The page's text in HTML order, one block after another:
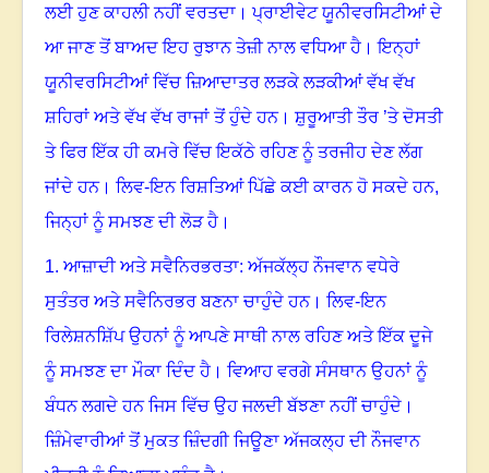
ਲਈ ਹੁਣ ਕਾਹਲੀ ਨਹੀਂ ਵਰਤਦਾ ।ਪ੍ਰਾਈਵੇਟ ਯੂਨੀਵਰਸਿਟੀਆਂ ਦੇ
ਆ ਜਾਣ ਤੋਂ ਬਾਅਦ ਇਹ ਰੁਝਾਨ ਤੇਜ਼ੀ ਨਾਲ ਵਧਿਆ ਹੈ ।ਇਨ੍ਹਾਂ
ਯੂਨੀਵਰਸਿਟੀਆਂ ਵਿੱਚ ਜ਼ਿਆਦਾਤਰ ਲੜਕੇ ਲੜਕੀਆਂ ਵੱਖ ਵੱਖ
ਸ਼ਹਿਰਾਂ ਅਤੇ ਵੱਖ ਵੱਖ ਰਾਜਾਂ ਤੋਂ ਹੁੰਦੇ ਹਨ। ਸ਼ੁਰੂਆਤੀ ਤੌਰ ’ਤੇ ਦੋਸਤੀ
ਤੇ ਫਿਰ ਇੱਕ ਹੀ ਕਮਰੇ ਵਿੱਚ ਇਕੱਠੇ ਰਹਿਣ ਨੂੰ ਤਰਜੀਹ ਦੇਣ ਲੱਗ
ਜਾਂਦੇ ਹਨ। ਲਿਵ-ਇਨ ਰਿਸ਼ਤਿਆਂ ਪਿੱਛੇ ਕਈ ਕਾਰਨ ਹੋ ਸਕਦੇ ਹਨ,
ਜਿਨ੍ਹਾਂ ਨੂੰ ਸਮਝਣ ਦੀ ਲੋੜ ਹੈ ।
1. ਆਜ਼ਾਦੀ ਅਤੇ ਸਵੈਨਿਰਭਰਤਾ: ਅੱਜਕੱਲ੍ਹ ਨੌਜਵਾਨ ਵਧੇਰੇ
ਸੁਤੰਤਰ ਅਤੇ ਸਵੈਨਿਰਭਰ ਬਣਨਾ ਚਾਹੁੰਦੇ ਹਨ। ਲਿਵ-ਇਨ
ਰਿਲੇਸ਼ਨਸ਼ਿੱਪ ਉਹਨਾਂ ਨੂੰ ਆਪਣੇ ਸਾਥੀ ਨਾਲ ਰਹਿਣ ਅਤੇ ਇੱਕ ਦੂਜੇ
ਨੂੰ ਸਮਝਣ ਦਾ ਮੌਕਾ ਦਿੰਦ ਹੈ । ਵਿਆਹ ਵਰਗੇ ਸੰਸਥਾਨ ਉਹਨਾਂ ਨੂੰ
ਬੰਧਨ ਲਗਦੇ ਹਨ ਜਿਸ ਵਿੱਚ ਉਹ ਜਲਦੀ ਬੱਝਣਾ ਨਹੀਂ ਚਾਹੁੰਦੇ ।
ਜ਼ਿੰਮੇਵਾਰੀਆਂ ਤੋਂ ਮੁਕਤ ਜ਼ਿੰਦਗੀ ਜਿਊਣਾ ਅੱਜਕਲ੍ਹ ਦੀ ਨੌਜਵਾਨ